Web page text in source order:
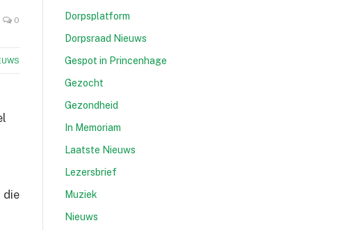
0
die
Dorpsplatform
Dorpsraad Nieuws
Gespot in Princenhage
Gezocht
Gezondheid
In Memoriam
Laatste Nieuws
Lezersbrief
Muziek
Nieuws